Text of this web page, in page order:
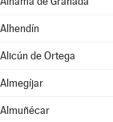
Alhendín
Alicún de Ortega
Almegíjar
Almuñécar